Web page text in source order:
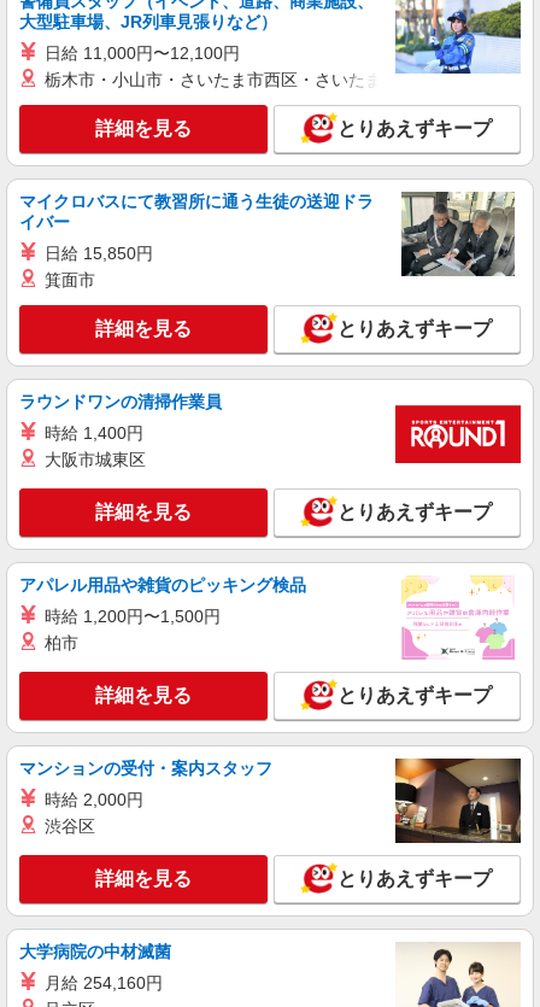
派遣社員
株式会社テクノ・サービス/お仕事No/0885938
部品等のピッキング
時給1250円交通費全額支給
茨城県土浦市 ＊車・バイク通勤OK
キープ 詳細を見る
派遣社員
株式会社綜合キャリアオプション（1314VJ0805G10★31-N-T4）
建機部品の玉掛け・梱包・運搬/日払いOK
時給1,470円 交通費：既定支給
茨城県土浦市
キープ 詳細を見る
株式会社テクノ・サービス/お仕事No/0890184
荷受・検品・梱包
時給1400円交通費全額支給
茨城県土浦市 ＊車・バイク通勤OK
詳細を見る
株式会社綜合キャリアオプション（1314VJ0805G11★18-N-T4）
日払いOK
時給1,300円 交通費：既定支給
キープ 詳細を見る
派遣社員
株式会社テクノ・サービス/お仕事No/0889184
大型駐車場、JR列車見張りなど）
日給 11,000円〜12,100円
栃木市・小山市・さいたま市西区・さいたま市岩槻区・久喜市・
詳細を見る とりあえずキープ
マイクロバスにて教習所に通う生徒の送迎ドラ
イバー
日給 15,850円
箕面市
詳細を見る とりあえずキープ
ラウンドワンの清掃作業員
時給 1,400円
大阪市城東区
詳細を見る とりあえずキープ
アパレル用品や雑貨のピッキング検品
時給 1,200円〜1,500円
柏市
詳細を見る とりあえずキープ
マンションの受付・案内スタッフ
時給 2,000円
渋谷区
詳細を見る とりあえずキープ
大学病院の中材滅菌
月給 254,160円